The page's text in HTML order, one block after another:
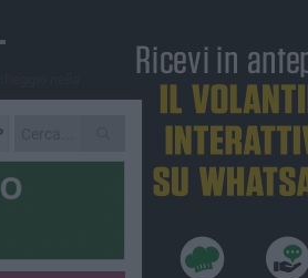
Dagnello:
all'alba a Trani
Nasce il servizio